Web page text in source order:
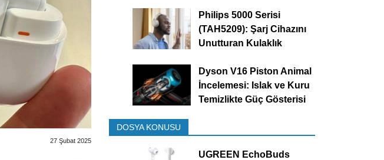
27 Şubat 2025
Philips 5000 Serisi
(TAH5209): Şarj Cihazını
Unutturan Kulaklık
Dyson V16 Piston Animal
İncelemesi: Islak ve Kuru
Temizlikte Güç Gösterisi
DOSYA KONUSU
UGREEN EchoBuds